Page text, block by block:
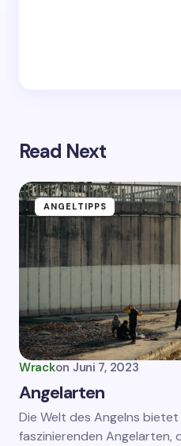
Read Next
ANGELTIPPS
Wrackon Juni 7, 2023
Angelarten
Die Welt des Angelns bietet
faszinierenden Angelarten,